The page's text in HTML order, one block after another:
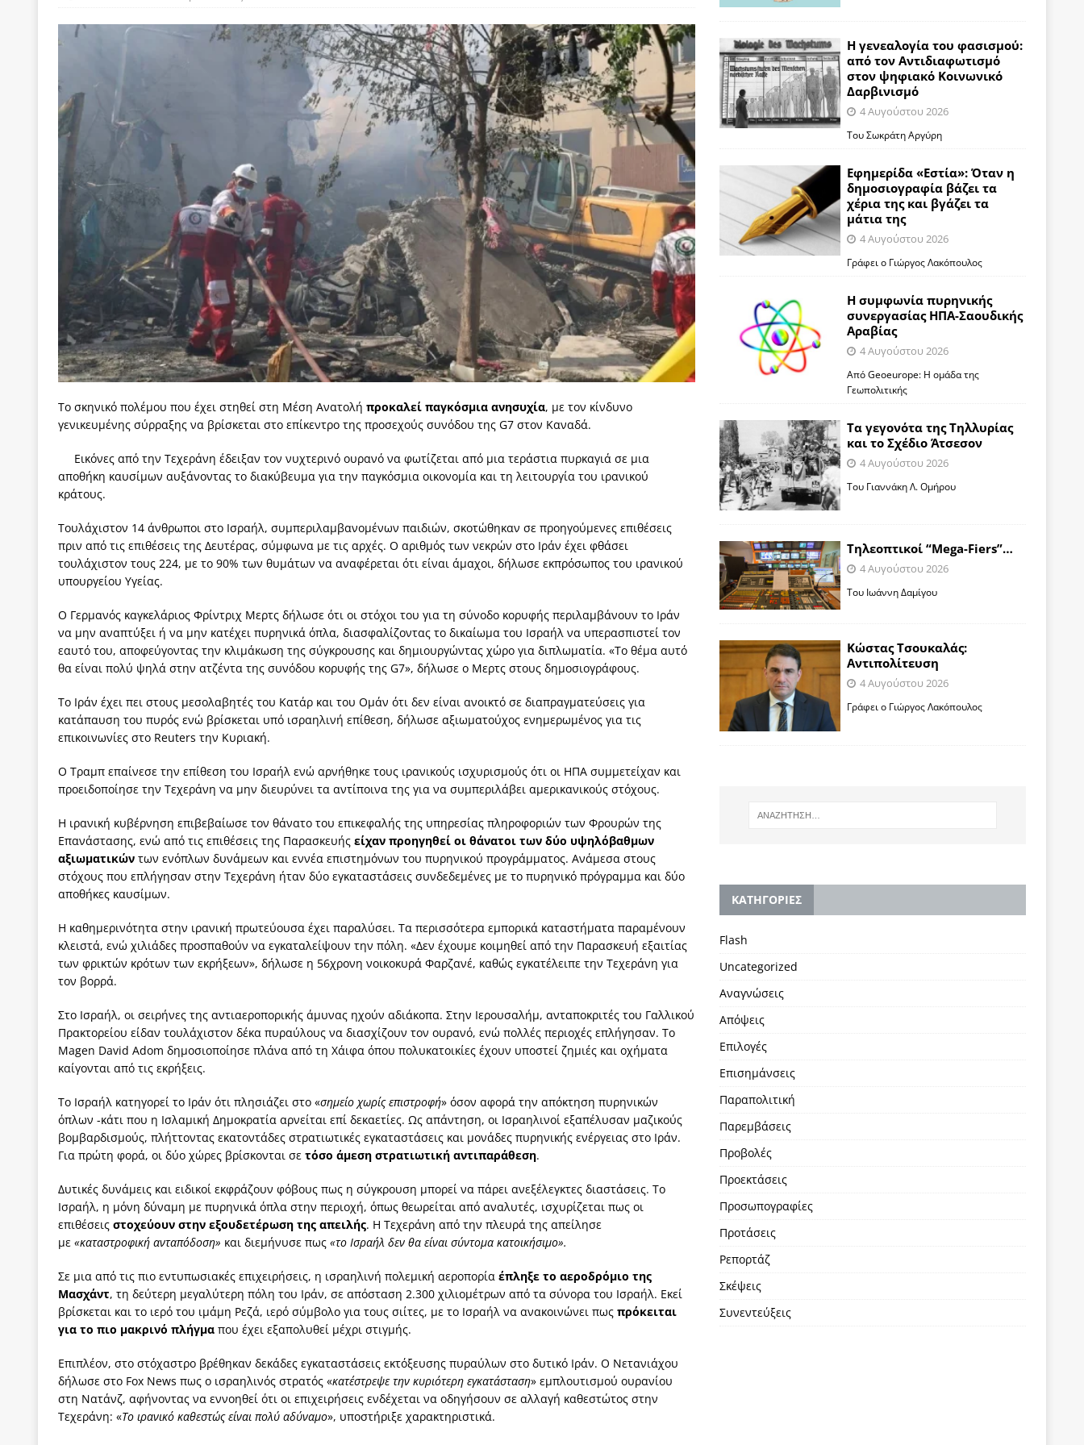
Θα ανήκεις όπου ανήκει το νερό
ΑΝΑΓΝΩΣΕΙΣ
Η γενεαλογία του φασισμού: από τον Αντιδιαφωτισμό στον ψηφιακό Κοινωνικό Δαρβινισμό
[ 4 Αυγούστου 2026 ]
Εφημερίδα «Εστία»: Όταν η δημοσιογραφία βάζει τα χέρια της και βγάζει τα μάτια της
ΑΠΟΨΕΙΣ
[ 4 Αυγούστου 2026 ]
Η συμφωνία πυρηνικής συνεργασίας ΗΠΑ-Σαουδικής Αραβίας
ΑΠΟΨΕΙΣ
[ 4 Αυγούστου 2026 ] Τα γεγονότα της Τηλλυρίας και το Σχέδιο Άτσεσον
ΑΠΟΨΕΙΣ
[ 4 Αυγούστου 2026 ] Tηλεοπτικοί “Mega-Fiers”…
ΑΠΟΨΕΙΣ
[ 4 Αυγούστου 2026 ]
Κώστας Τσουκαλάς: Αντιπολίτευση
ΠΡΟΒΟΛΕΣ
[ 4 Αυγούστου 2026 ]
Ο Ιωάννης Μεταξάς και η 4η Αυγούστου: Πώς ένας αποτυχημένος κοινοβουλευτικός έγινε
δικτάτορας
ΕΠΙΛΟΓΕΣ
[ 3 Αυγούστου 2026 ]
Η ελευθεροτυπία δεν απειλείται και δεν εκβιάζεται
ΠΑΡΕΜΒΑΣΕΙΣ
[ 3 Αυγούστου 2026 ] ΠΑΣΟΚ ή ΕΛ.ΑΣ.; Γιατί η μάχη της δεύτερης θέσης είναι (πολύ) ανοιχτή ακόμη. Προς αναμέτρηση
των δύο κομμάτων και όχι Ανδρουλάκη -Τσίπρα.
ΑΠΟΨΕΙΣ
[ 3 Αυγούστου 2026 ] Η τραγωδία της δημοκρατικής παράταξης: Ο λαός θέλει, αλλά τα κόμματα της αντιπολίτευσης δεν
μπορούν να φέρουν την αλλαγή
ΠΡΟΕΚΤΑΣΕΙΣ
[ 3 Αυγούστου 2026 ] Γιατί λιγοστεύουν «τα χρόνια της αθωότητας;» Το «αίνιγμα»και η «λύση» του μέσα από τον
εμβληματικό «Πολίτη Κέιν»
ΠΑΡΕΜΒΑΣΕΙΣ
[ 3 Αυγούστου 2026 ] Το γάλλιο και η γεωπολιτική ισχύς για την Ελλάδα
ΑΠΟΨΕΙΣ
[ 3 Αυγούστου 2026 ] «Εδοξάσθη κρυπτομένη και εγελοιοποιήθη εμφανιζόμενη»: Το άδοξο βήμα της Μ. Καρυστιανού
Το σκηνικό πολέμου που έχει στηθεί στη Μέση Ανατολή προκαλεί παγκόσμια ανησυχία, με τον κίνδυνο
γενικευμένης σύρραξης να βρίσκεται στο επίκεντρο της προσεχούς συνόδου της G7 στον Καναδά.
Εικόνες από την Τεχεράνη έδειξαν τον νυχτερινό ουρανό να φωτίζεται από μια τεράστια πυρκαγιά σε μια
αποθήκη καυσίμων αυξάνοντας το διακύβευμα για την παγκόσμια οικονομία και τη λειτουργία του ιρανικού
κράτους.
Τουλάχιστον 14 άνθρωποι στο Ισραήλ, συμπεριλαμβανομένων παιδιών, σκοτώθηκαν σε προηγούμενες επιθέσεις
πριν από τις επιθέσεις της Δευτέρας, σύμφωνα με τις αρχές. Ο αριθμός των νεκρών στο Ιράν έχει φθάσει
τουλάχιστον τους 224, με το 90% των θυμάτων να αναφέρεται ότι είναι άμαχοι, δήλωσε εκπρόσωπος του ιρανικού
υπουργείου Υγείας.
Ο Γερμανός καγκελάριος Φρίντριχ Μερτς δήλωσε ότι οι στόχοι του για τη σύνοδο κορυφής περιλαμβάνουν το Ιράν
να μην αναπτύξει ή να μην κατέχει πυρηνικά όπλα, διασφαλίζοντας το δικαίωμα του Ισραήλ να υπερασπιστεί τον
εαυτό του, αποφεύγοντας την κλιμάκωση της σύγκρουσης και δημιουργώντας χώρο για διπλωματία. «Το θέμα αυτό
θα είναι πολύ ψηλά στην ατζέντα της συνόδου κορυφής της G7», δήλωσε ο Μερτς στους δημοσιογράφους.
Το Ιράν έχει πει στους μεσολαβητές του Κατάρ και του Ομάν ότι δεν είναι ανοικτό σε διαπραγματεύσεις για
κατάπαυση του πυρός ενώ βρίσκεται υπό ισραηλινή επίθεση, δήλωσε αξιωματούχος ενημερωμένος για τις
επικοινωνίες στο Reuters την Κυριακή.
Ο Τραμπ επαίνεσε την επίθεση του Ισραήλ ενώ αρνήθηκε τους ιρανικούς ισχυρισμούς ότι οι ΗΠΑ συμμετείχαν και
προειδοποίησε την Τεχεράνη να μην διευρύνει τα αντίποινα της για να συμπεριλάβει αμερικανικούς στόχους.
Η ιρανική κυβέρνηση επιβεβαίωσε τον θάνατο του επικεφαλής της υπηρεσίας πληροφοριών των Φρουρών της
Επανάστασης, ενώ από τις επιθέσεις της Παρασκευής είχαν προηγηθεί οι θάνατοι των δύο υψηλόβαθμων
αξιωματικών των ενόπλων δυνάμεων και εννέα επιστημόνων του πυρηνικού προγράμματος. Ανάμεσα στους
στόχους που επλήγησαν στην Τεχεράνη ήταν δύο εγκαταστάσεις συνδεδεμένες με το πυρηνικό πρόγραμμα και δύο
αποθήκες καυσίμων.
Η καθημερινότητα στην ιρανική πρωτεύουσα έχει παραλύσει. Τα περισσότερα εμπορικά καταστήματα παραμένουν
κλειστά, ενώ χιλιάδες προσπαθούν να εγκαταλείψουν την πόλη. «Δεν έχουμε κοιμηθεί από την Παρασκευή εξαιτίας
των φρικτών κρότων των εκρήξεων», δήλωσε η 56χρονη νοικοκυρά Φαρζανέ, καθώς εγκατέλειπε την Τεχεράνη για
τον βορρά.
Στο Ισραήλ, οι σειρήνες της αντιαεροπορικής άμυνας ηχούν αδιάκοπα. Στην Ιερουσαλήμ, ανταποκριτές του Γαλλικού
Πρακτορείου είδαν τουλάχιστον δέκα πυραύλους να διασχίζουν τον ουρανό, ενώ πολλές περιοχές επλήγησαν. Το
Magen David Adom δημοσιοποίησε πλάνα από τη Χάιφα όπου πολυκατοικίες έχουν υποστεί ζημιές και οχήματα
καίγονται από τις εκρήξεις.
Το Ισραήλ κατηγορεί το Ιράν ότι πλησιάζει στο «σημείο χωρίς επιστροφή» όσον αφορά την απόκτηση πυρηνικών
όπλων -κάτι που η Ισλαμική Δημοκρατία αρνείται επί δεκαετίες. Ως απάντηση, οι Ισραηλινοί εξαπέλυσαν μαζικούς
βομβαρδισμούς, πλήττοντας εκατοντάδες στρατιωτικές εγκαταστάσεις και μονάδες πυρηνικής ενέργειας στο Ιράν.
Για πρώτη φορά, οι δύο χώρες βρίσκονται σε τόσο άμεση στρατιωτική αντιπαράθεση.
Δυτικές δυνάμεις και ειδικοί εκφράζουν φόβους πως η σύγκρουση μπορεί να πάρει ανεξέλεγκτες διαστάσεις. Το
Ισραήλ, η μόνη δύναμη με πυρηνικά όπλα στην περιοχή, όπως θεωρείται από αναλυτές, ισχυρίζεται πως οι
επιθέσεις στοχεύουν στην εξουδετέρωση της απειλής. Η Τεχεράνη από την πλευρά της απείλησε
με «καταστροφική ανταπόδοση» και διεμήνυσε πως «το Ισραήλ δεν θα είναι σύντομα κατοικήσιμο».
Σε μια από τις πιο εντυπωσιακές επιχειρήσεις, η ισραηλινή πολεμική αεροπορία έπληξε το αεροδρόμιο της
Μασχάντ, τη δεύτερη μεγαλύτερη πόλη του Ιράν, σε απόσταση 2.300 χιλιομέτρων από τα σύνορα του Ισραήλ. Εκεί
βρίσκεται και το ιερό του ιμάμη Ρεζά, ιερό σύμβολο για τους σιίτες, με το Ισραήλ να ανακοινώνει πως πρόκειται
για το πιο μακρινό πλήγμα που έχει εξαπολυθεί μέχρι στιγμής.
Επιπλέον, στο στόχαστρο βρέθηκαν δεκάδες εγκαταστάσεις εκτόξευσης πυραύλων στο δυτικό Ιράν. Ο Νετανιάχου
δήλωσε στο Fox News πως ο ισραηλινός στρατός «κατέστρεψε την κυριότερη εγκατάσταση» εμπλουτισμού ουρανίου
στη Νατάνζ, αφήνοντας να εννοηθεί ότι οι επιχειρήσεις ενδέχεται να οδηγήσουν σε αλλαγή καθεστώτος στην
Τεχεράνη: «Το ιρανικό καθεστώς είναι πολύ αδύναμο», υποστήριξε χαρακτηριστικά.
Η γενεαλογία του φασισμού:
από τον Αντιδιαφωτισμό
στον ψηφιακό Κοινωνικό
Δαρβινισμό
4 Αυγούστου 2026
Του Σωκράτη Αργύρη
Εφημερίδα «Εστία»: Όταν η
δημοσιογραφία βάζει τα
χέρια της και βγάζει τα
μάτια της
4 Αυγούστου 2026
Γράφει ο Γιώργος Λακόπουλος
Η συμφωνία πυρηνικής
συνεργασίας ΗΠΑ-Σαουδικής
Αραβίας
4 Αυγούστου 2026
Από Geoeurope: H ομάδα της
Γεωπολιτικής
Τα γεγονότα της Τηλλυρίας
και το Σχέδιο Άτσεσον
4 Αυγούστου 2026
Toυ Γιαννάκη Λ. Ομήρου
Tηλεοπτικοί “Mega-Fiers”…
4 Αυγούστου 2026
Toυ Ιωάννη Δαμίγου
Κώστας Τσουκαλάς:
Αντιπολίτευση
4 Αυγούστου 2026
Γράφει ο Γιώργος Λακόπουλος
KΑΤΗΓΟΡΙΕΣ
Flash
Uncategorized
Αναγνώσεις
Απόψεις
Επιλογές
Επισημάνσεις
Παραπολιτική
Παρεμβάσεις
Προβολές
Προεκτάσεις
Προσωπογραφίες
Προτάσεις
Ρεπορτάζ
Σκέψεις
Συνεντεύξεις